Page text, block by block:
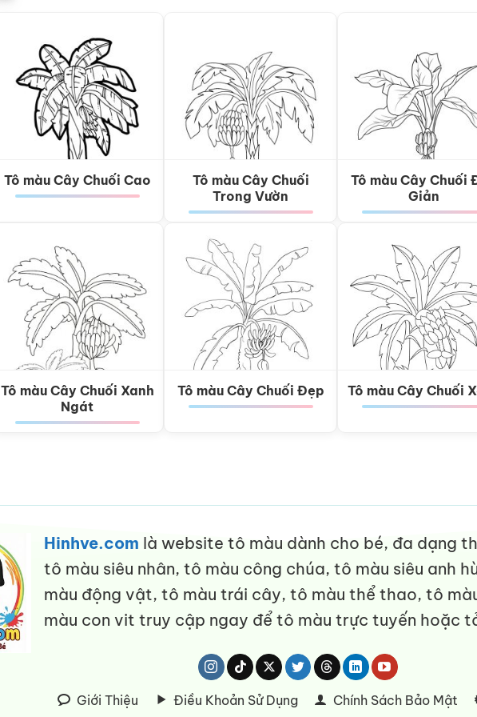
Tô màu Cây Chuối Cao
Tô màu Cây Chuối
Trong Vườn
Tô màu Cây Chuối
Giản
Tô màu Cây Chuối Xanh
Ngát
Tô màu Cây Chuối Đẹp Tô màu Cây Chuối
Hinhve.com là website tô màu dành cho bé, đa dạng
tô màu siêu nhân, tô màu công chúa, tô màu siêu anh
màu động vật, tô màu trái cây, tô màu thể thao, tô
màu con vit truy cập ngay để tô màu trực tuyến hoặc
Giới Thiệu Điều Khoản Sử Dụng Chính Sách Bảo Mật